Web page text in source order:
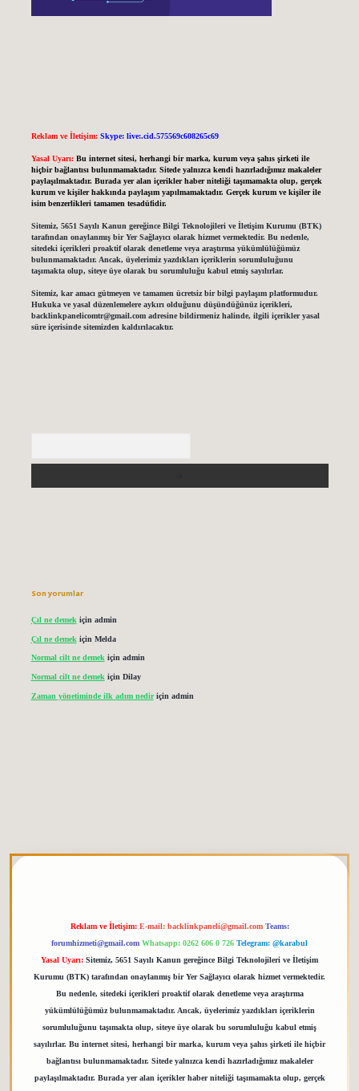
Reklam ve İletişim: Skype: live:.cid.575569c608265c69
Yasal Uyarı: Bu internet sitesi, herhangi bir marka, kurum veya şahıs şirketi ile
hiçbir bağlantısı bulunmamaktadır. Sitede yalnızca kendi hazırladığımız makaleler
paylaşılmaktadır. Burada yer alan içerikler haber niteliği taşımamakta olup, gerçek
kurum ve kişiler hakkında paylaşım yapılmamaktadır. Gerçek kurum ve kişiler ile
isim benzerlikleri tamamen tesadüfidir.
Sitemiz, 5651 Sayılı Kanun gereğince Bilgi Teknolojileri ve İletişim Kurumu (BTK)
tarafından onaylanmış bir Yer Sağlayıcı olarak hizmet vermektedir. Bu nedenle,
sitedeki içerikleri proaktif olarak denetleme veya araştırma yükümlülüğümüz
bulunmamaktadır. Ancak, üyelerimiz yazdıkları içeriklerin sorumluluğunu
taşımakta olup, siteye üye olarak bu sorumluluğu kabul etmiş sayılırlar.
Sitemiz, kar amacı gütmeyen ve tamamen ücretsiz bir bilgi paylaşım platformudur.
Hukuka ve yasal düzenlemelere aykırı olduğunu düşündüğünüz içerikleri,
backlinkpanelicomtr@gmail.comadresine bildirmeniz halinde, ilgili içerikler yasal
süre içerisinde sitemizden kaldırılacaktır.
Son yorumlar
Çıl ne demek için admin
Çıl ne demek için Melda
Normal cilt ne demekiçin admin
Normal cilt ne demek için Dilay
Zaman yönetiminde ilk adım nediriçin admin
Reklam ve İletişim: E-mail: backlinkpaneli@gmail.com Teams:
forumhizmeti@gmail.com Whatsapp: 0262 606 0 726 Telegram: @karabul
Yasal Uyarı: Sitemiz, 5651 Sayılı Kanun gereğince Bilgi Teknolojileri ve İletişim
Kurumu (BTK) tarafından onaylanmış bir Yer Sağlayıcı olarak hizmet vermektedir.
Bu nedenle, sitedeki içerikleri proaktif olarak denetleme veya araştırma
yükümlülüğümüz bulunmamaktadır. Ancak, üyelerimiz yazdıkları içeriklerin
sorumluluğunu taşımakta olup, siteye üye olarak bu sorumluluğu kabul etmiş
sayılırlar. Bu internet sitesi, herhangi bir marka, kurum veya şahıs şirketi ile hiçbir
bağlantısı bulunmamaktadır. Sitede yalnızca kendi hazırladığımız makaleler
paylaşılmaktadır. Burada yer alan içerikler haber niteliği taşımamakta olup, gerçek